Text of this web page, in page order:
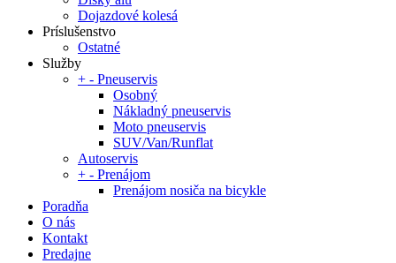
Dojazdové kolesá
Príslušenstvo
Ostatné
Služby
+ - Pneuservis
Osobný
Nákladný pneuservis
Moto pneuservis
SUV/Van/Runflat
Autoservis
+ - Prenájom
Prenájom nosiča na bicykle
Poradňa
O nás
Kontakt
Predajne